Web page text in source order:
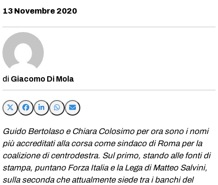
13 Novembre 2020
Giacomo Di Mola
Guido Bertolaso e Chiara Colosimo per ora sono i nomi
più accreditati alla corsa come sindaco di Roma per la
coalizione di centrodestra. Sul primo, stando alle fonti di
stampa, puntano Forza Italia e la Lega di Matteo Salvini,
sulla seconda che attualmente siede tra i banchi del